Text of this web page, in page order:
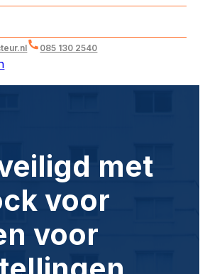
085 130 2540
met
voor
voor